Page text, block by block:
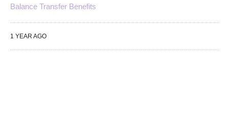
Balance Transfer Benefits
1 YEAR AGO